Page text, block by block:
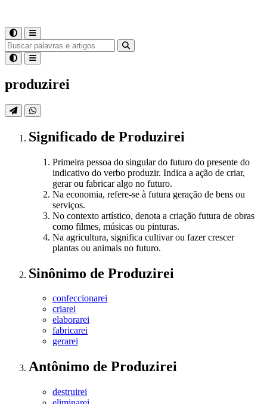
produzirei
Significado de Produzirei
Primeira pessoa do singular do futuro do presente do
indicativo do verbo produzir. Indica a ação de criar,
gerar ou fabricar algo no futuro.
Na economia, refere-se à futura geração de bens ou
serviços.
No contexto artístico, denota a criação futura de obras
como filmes, músicas ou pinturas.
Na agricultura, significa cultivar ou fazer crescer
plantas ou animais no futuro.
Sinônimo de Produzirei
confeccionarei
criarei
elaborarei
fabricarei
gerarei
Antônimo de Produzirei
destruirei